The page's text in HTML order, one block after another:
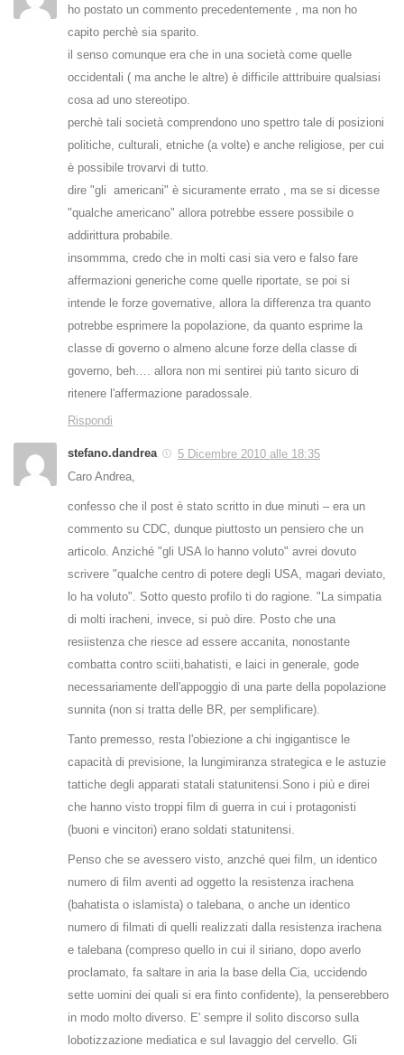
ho postato un commento precedentemente , ma non ho
capito perchè sia sparito.
il senso comunque era che in una società come quelle
occidentali ( ma anche le altre) è difficile atttribuire qualsiasi
cosa ad uno stereotipo.
perchè tali società comprendono uno spettro tale di posizioni
politiche, culturali, etniche (a volte) e anche religiose, per cui
è possibile trovarvi di tutto.
dire "gli americani" è sicuramente errato , ma se si dicesse
"qualche americano" allora potrebbe essere possibile o
addirittura probabile.
insommma, credo che in molti casi sia vero e falso fare
affermazioni generiche come quelle riportate, se poi si
intende le forze governative, allora la differenza tra quanto
potrebbe esprimere la popolazione, da quanto esprime la
classe di governo o almeno alcune forze della classe di
governo, beh…. allora non mi sentirei più tanto sicuro di
ritenere l'affermazione paradossale.
Rispondi
stefano.dandrea
5 Dicembre 2010 alle 18:35
Caro Andrea,
confesso che il post è stato scritto in due minuti – era un
commento su CDC, dunque piuttosto un pensiero che un
articolo. Anziché "gli USA lo hanno voluto" avrei dovuto
scrivere "qualche centro di potere degli USA, magari deviato,
lo ha voluto". Sotto questo profilo ti do ragione. "La simpatia
di molti iracheni, invece, si può dire. Posto che una
resiistenza che riesce ad essere accanita, nonostante
combatta contro sciiti,bahatisti, e laici in generale, gode
necessariamente dell'appoggio di una parte della popolazione
sunnita (non si tratta delle BR, per semplificare).
Tanto premesso, resta l'obiezione a chi ingigantisce le
capacità di previsione, la lungimiranza strategica e le astuzie
tattiche degli apparati statali statunitensi.Sono i più e direi
che hanno visto troppi film di guerra in cui i protagonisti
(buoni e vincitori) erano soldati statunitensi.
Penso che se avessero visto, anzché quei film, un identico
numero di film aventi ad oggetto la resistenza irachena
(bahatista o islamista) o talebana, o anche un identico
numero di filmati di quelli realizzati dalla resistenza irachena
e talebana (compreso quello in cui il siriano, dopo averlo
proclamato, fa saltare in aria la base della Cia, uccidendo
sette uomini dei quali si era finto confidente), la penserebbero
in modo molto diverso. E' sempre il solito discorso sulla
lobotizzazione mediatica e sul lavaggio del cervello. Gli